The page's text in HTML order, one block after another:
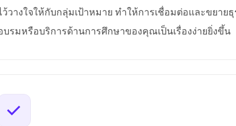
ว้วางใจให้กับกลุ่มเป้าหมาย ทำให้การเชื่อมต่อและขยาย
บรมหรือบริการด้านการศึกษาของคุณเป็นเรื่องง่ายยิ่งขึ้น